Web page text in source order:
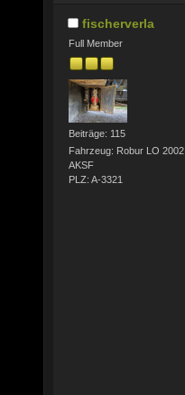
fischerverla
Full Member
Beiträge: 115
Fahrzeug: Robur LO 2002
AKSF
PLZ: A-3321